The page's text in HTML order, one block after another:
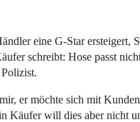
eine G-Star ersteigert,
schreibt: Hose passt
er möchte sich mit
Käufer will dies aber nicht